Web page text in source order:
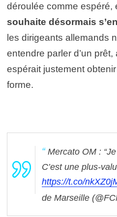
déroulée comme espéré,
souhaite désormais
les dirigeants allemands
entendre parler d’un
espérait justement
forme.
Mercato OM :
C’est une plus-
https://t.co/
de Marseille